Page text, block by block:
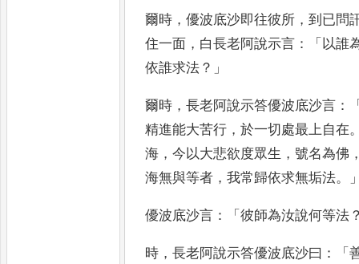
爾時 ，優波底沙即往彼所 ，到已問
住一面 ， 白長老阿說示言 ：「 以誰
依誰求法 ？」
爾時 ，長老阿說示答優波底沙言 ：
精進能大苦行 ，於一切處最上自在
海 ，今以大悲欲度眾生 ，號名為佛
海無與等者 ，我常歸依求無垢法。
優波底沙言 ：「彼師為汝說何等法
時 ，長老阿說示答優波底沙曰 ：「